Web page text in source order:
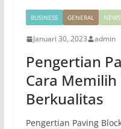
BUSINESS GENERAL NEWS
Januari 30, 2023 admin
Pengertian
Cara Memilih
Berkualitas
Pengertian Paving